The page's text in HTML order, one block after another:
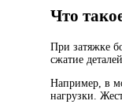
Что
При затяжке
сжатие
Например, в
нагрузки.